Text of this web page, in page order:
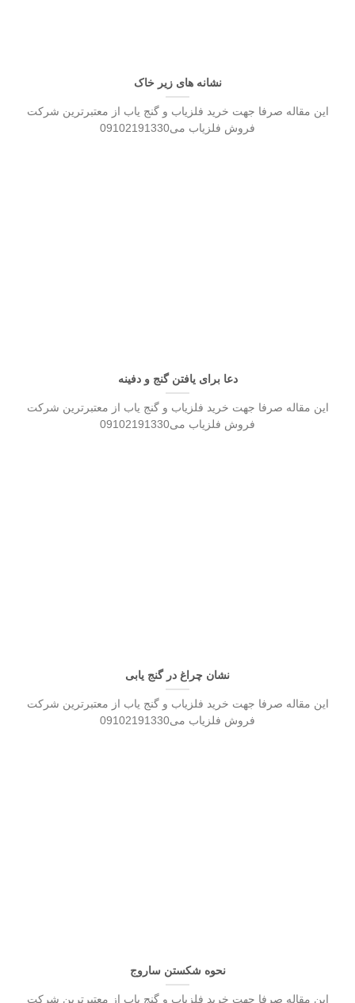
نشانه های زیر خاک
این مقاله صرفا جهت خرید فلزیاب و گنج یاب از معتبرترین شرکت
فروش فلزیاب می09102191330
دعا برای یافتن گنج و دفینه
این مقاله صرفا جهت خرید فلزیاب و گنج یاب از معتبرترین شرکت
فروش فلزیاب می09102191330
نشان چراغ در گنج یابی
این مقاله صرفا جهت خرید فلزیاب و گنج یاب از معتبرترین شرکت
فروش فلزیاب می09102191330
نحوه شکستن ساروج
این مقاله صرفا جهت خرید فلزیاب و گنج یاب از معتبرترین شرکت